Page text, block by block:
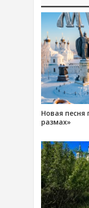
Новая
размах»